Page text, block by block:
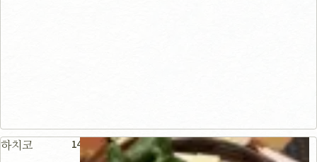
하치코 149m